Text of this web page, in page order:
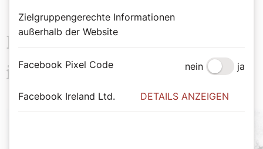
Das könnte Sie auch
interessieren
Zielgruppengerechte Informationen
außerhalb der Website
Facebook Pixel Code nein ja
Facebook Ireland Ltd. DETAILS ANZEIGEN